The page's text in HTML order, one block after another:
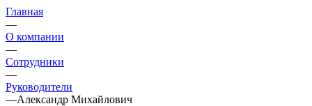
Главная
—
О компании
—
Сотрудники
—
Руководители
—Александр Михайлович